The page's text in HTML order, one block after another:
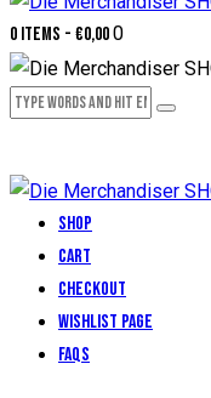
0 items - €0,000
Shop
Cart
Checkout
Wishlist Page
FAQs